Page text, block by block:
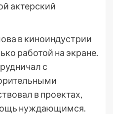
актерский
в киноиндустрии
работой на экране.
с
в проектах,
нуждающимся.